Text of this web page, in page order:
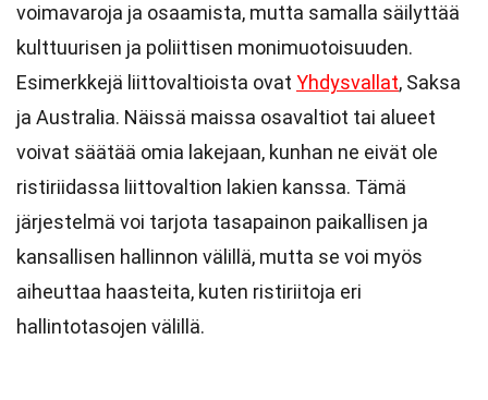
voimavaroja ja osaamista, mutta samalla säilyttää
kulttuurisen ja poliittisen monimuotoisuuden.
Esimerkkejä liittovaltioista ovat Yhdysvallat, Saksa
ja Australia. Näissä maissa osavaltiot tai alueet
voivat säätää omia lakejaan, kunhan ne eivät ole
ristiriidassa liittovaltion lakien kanssa. Tämä
järjestelmä voi tarjota tasapainon paikallisen ja
kansallisen hallinnon välillä, mutta se voi myös
aiheuttaa haasteita, kuten ristiriitoja eri
hallintotasojen välillä.